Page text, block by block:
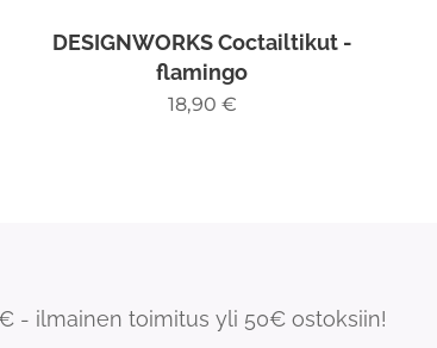
DESIGNWORKS Coctailtikut -
flamingo
18,90 €
- ilmainen toimitus yli 50€ ostoksiin!